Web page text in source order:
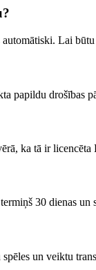
Lai
papildu drošības
ka tā ir
30 dienas
un veiktu